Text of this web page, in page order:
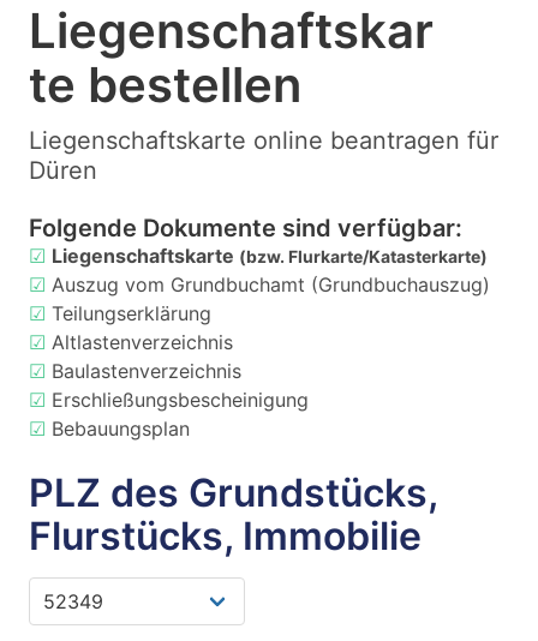
Liegenschaftskar
te bestellen
Liegenschaftskarte online beantragen für
Düren
Folgende Dokumente sind verfügbar:
☑ Liegenschaftskarte (bzw. Flurkarte/Katasterkarte)
☑ Auszug vom Grundbuchamt (Grundbuchauszug)
☑ Teilungserklärung
☑ Altlastenverzeichnis
☑ Baulastenverzeichnis
☑ Erschließungsbescheinigung
☑ Bebauungsplan
PLZ des Grundstücks,
Flurstücks, Immobilie